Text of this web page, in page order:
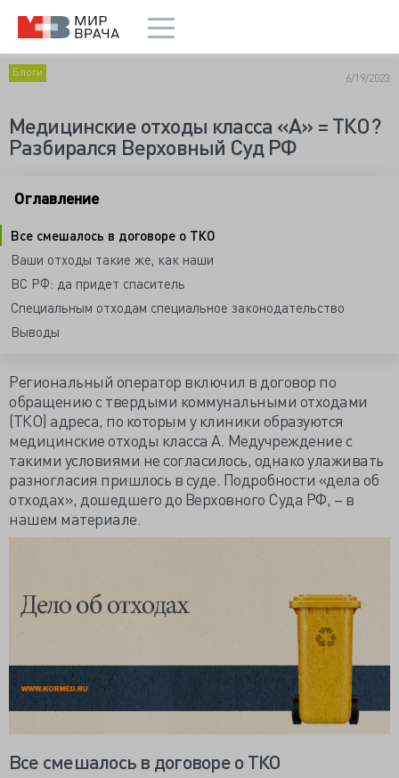
Блоги 6/19/2023
Медицинские отходы класса «А» = ТКО?
Разбирался Верховный Суд РФ
Оглавление
Все смешалось в договоре о ТКО
Ваши отходы такие же, как наши
ВС РФ: да придет спаситель
Специальным отходам специальное законодательство
Выводы
Региональный оператор включил в договор по
обращению с твердыми коммунальными отходами
(ТКО) адреса, по которым у клиники образуются
медицинские отходы класса А. Медучреждение с
такими условиями не согласилось, однако улаживать
разногласия пришлось в суде. Подробности «дела об
отходах», дошедшего до Верховного Суда РФ, – в
нашем материале.
Все смешалось в договоре о ТКО